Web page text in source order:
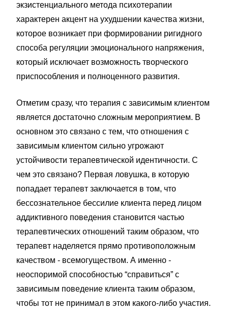
экзистенциального метода психотерапии
характерен акцент на ухудшении качества жизни,
которое возникает при формировании ригидного
способа регуляции эмоционального напряжения,
который исключает возможность творческого
приспособления и полноценного развития.
Отметим сразу, что терапия с зависимым клиентом
является достаточно сложным мероприятием. В
основном это связано с тем, что отношения с
зависимым клиентом сильно угрожают
устойчивости терапевтической идентичности. С
чем это связано? Первая ловушка, в которую
попадает терапевт заключается в том, что
бессознательное бессилие клиента перед лицом
аддиктивного поведения становится частью
терапевтических отношений таким образом, что
терапевт наделяется прямо противоположным
качеством - всемогуществом. А именно -
неоспоримой способностью “справиться” с
зависимым поведение клиента таким образом,
чтобы тот не принимал в этом какого-либо участия.